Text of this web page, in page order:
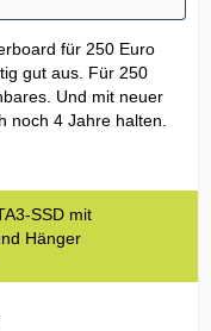
für 250 Euro
gut aus. Für 250
Und mit neuer
noch 4 Jahre halten.
SSD mit
Hänger